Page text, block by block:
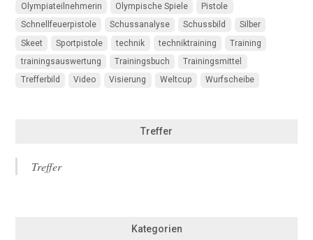
Olympiateilnehmerin
Olympische Spiele
Pistole
Schnellfeuerpistole
Schussanalyse Schussbild
Silber
Skeet
Sportpistole technik techniktraining
Training
trainingsauswertung
Trainingsbuch
Trainingsmittel
Trefferbild
Video Visierung Weltcup Wurfscheibe
Treffer
Treffer
Kategorien